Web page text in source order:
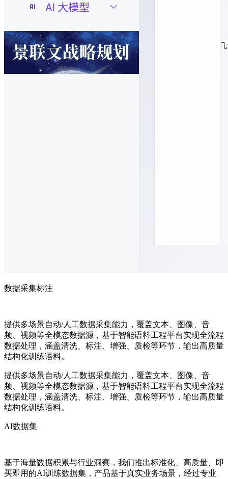
数据采集标注
提供多场景自动/人工数据采集能力，覆盖文本、图像、音
频、视频等全模态数据源，基于智能语料工程平台实现全流程
数据处理，涵盖清洗、标注、增强、质检等环节，输出高质量
结构化训练语料。
提供多场景自动/人工数据采集能力，覆盖文本、图像、音
频、视频等全模态数据源，基于智能语料工程平台实现全流程
数据处理，涵盖清洗、标注、增强、质检等环节，输出高质量
结构化训练语料。
AI数据集
基于海量数据积累与行业洞察，我们推出标准化、高质量、即
买即用的AI训练数据集，产品基于真实业务场景，经过专业